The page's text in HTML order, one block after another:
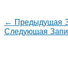
Навигация
по
← Предыдущая
Следующая